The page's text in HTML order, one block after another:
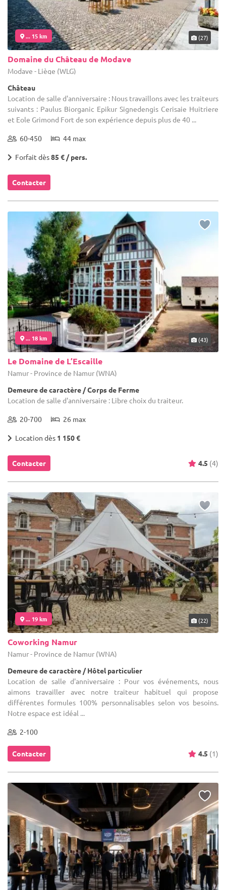
... 15 km (27)
Domaine du Château de Modave
Modave - Liège (WLG)
Château
Location de salle d'anniversaire : Nous travaillons avec les traiteurs
suivants : Paulus Biorganic Epikur Signedengis Cerisaie Huitriere
et Eole Grimond Fort de son expérience depuis plus de 40 ...
60-450 44 max
Forfait dès85 € / pers.
Contacter
... 18 km (43)
Le Domaine de L’Escaille
Namur - Province de Namur (WNA)
Demeure de caractère / Corps de Ferme
Location de salle d'anniversaire : Libre choix du traiteur.
20-700 26 max
Location dès 1 150 €
Contacter 4.5 (4)
... 19 km (22)
Coworking Namur
Namur - Province de Namur (WNA)
Demeure de caractère / Hôtel particulier
Location de salle d'anniversaire : Pour vos événements, nous
aimons travailler avec notre traiteur habituel qui propose
différentes formules 100% personnalisables selon vos besoins.
Notre espace est idéal ...
2-100
Contacter 4.5 (1)